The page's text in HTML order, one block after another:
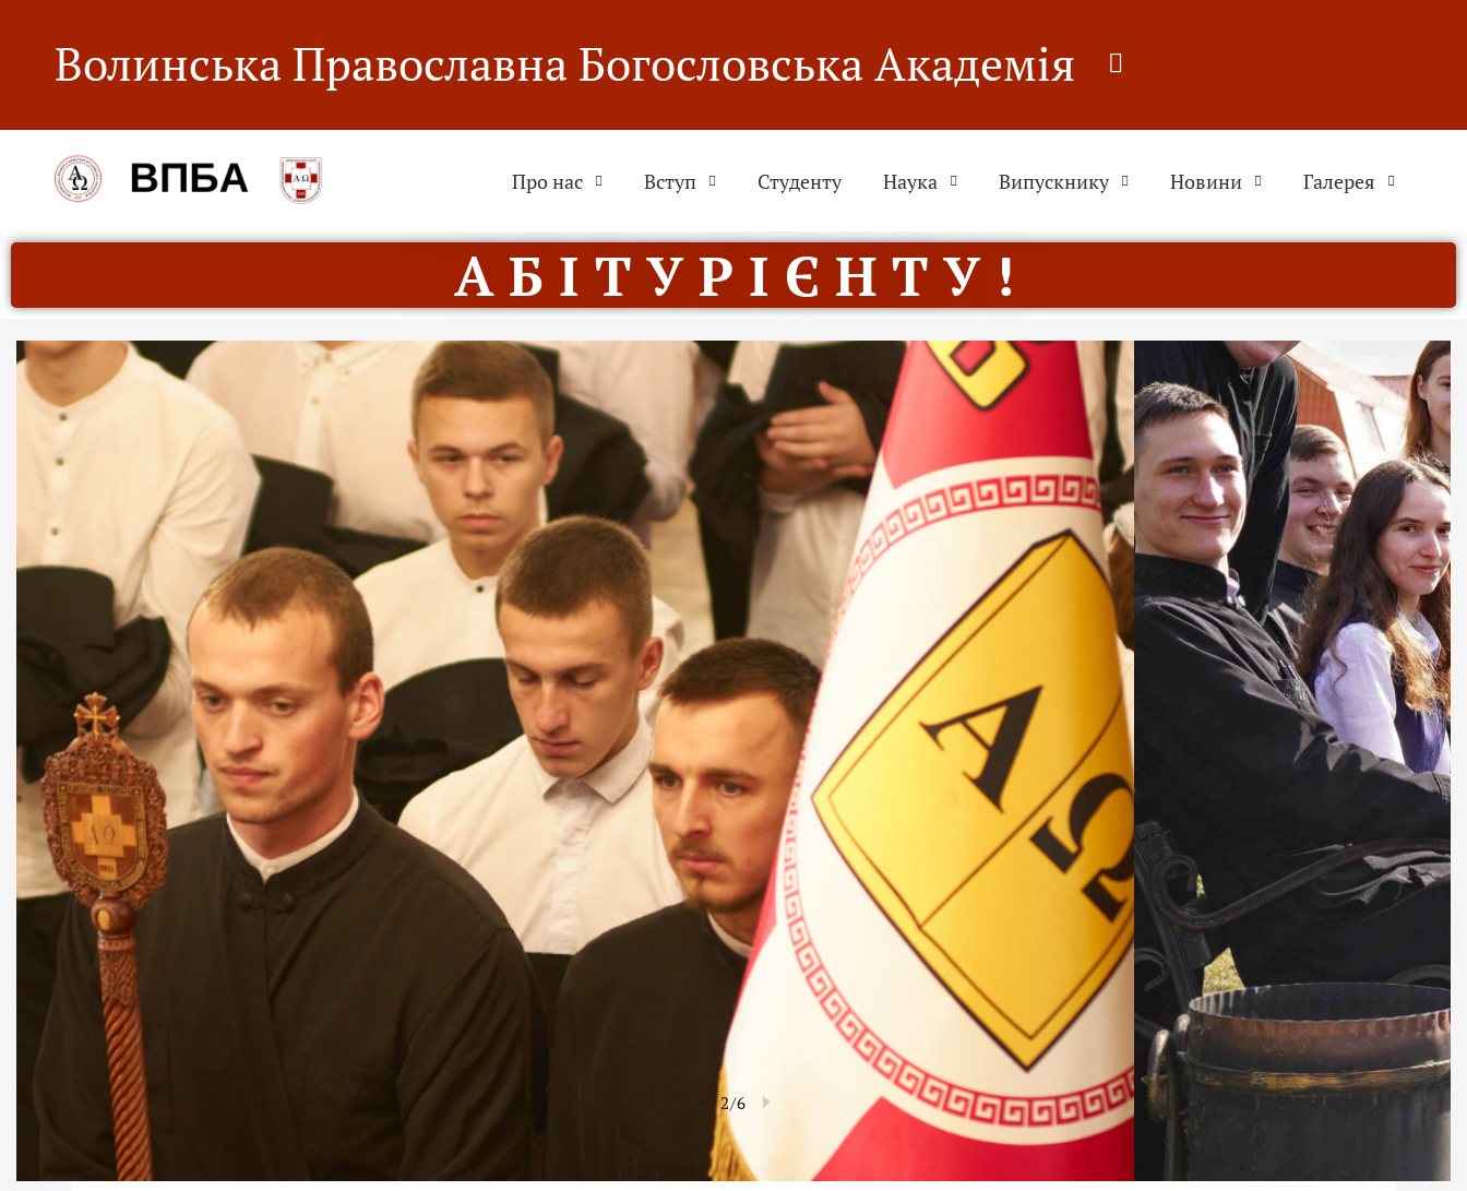
Волинська Православна Богословська Академія
Про нас Вступ Студенту Наука Випускнику Новини Галерея
А Б І Т У Р І Є Н Т У !
ДУХОВНО СИЛЬНІ!
ВПБА — спільнота, де
формується покликання
Читати більше
2/6